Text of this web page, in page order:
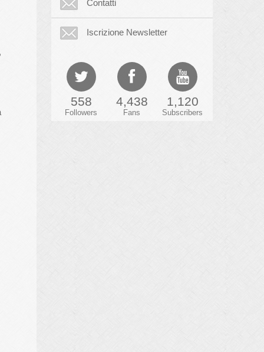
Contatti
Iscrizione Newsletter
558
Followers
4,438
Fans
1,120
Subscribers